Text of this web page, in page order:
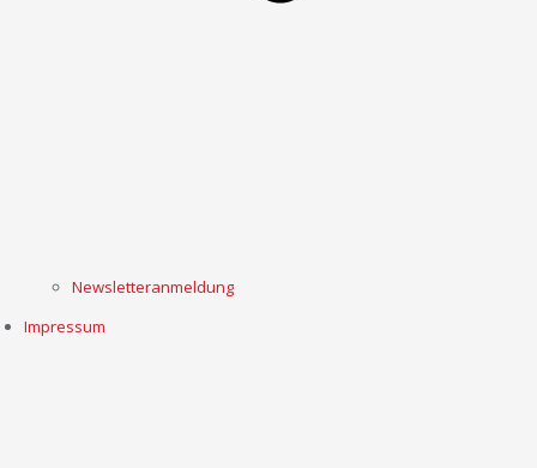
Newsletteranmeldung
Impressum